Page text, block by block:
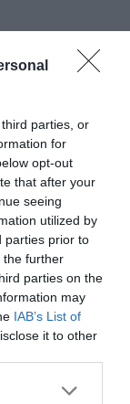
parties, or
for
opt-out
that after your
seeing
utilized by
parties prior to
the further
parties on the
may
IAB’s List of
it to other
more Google